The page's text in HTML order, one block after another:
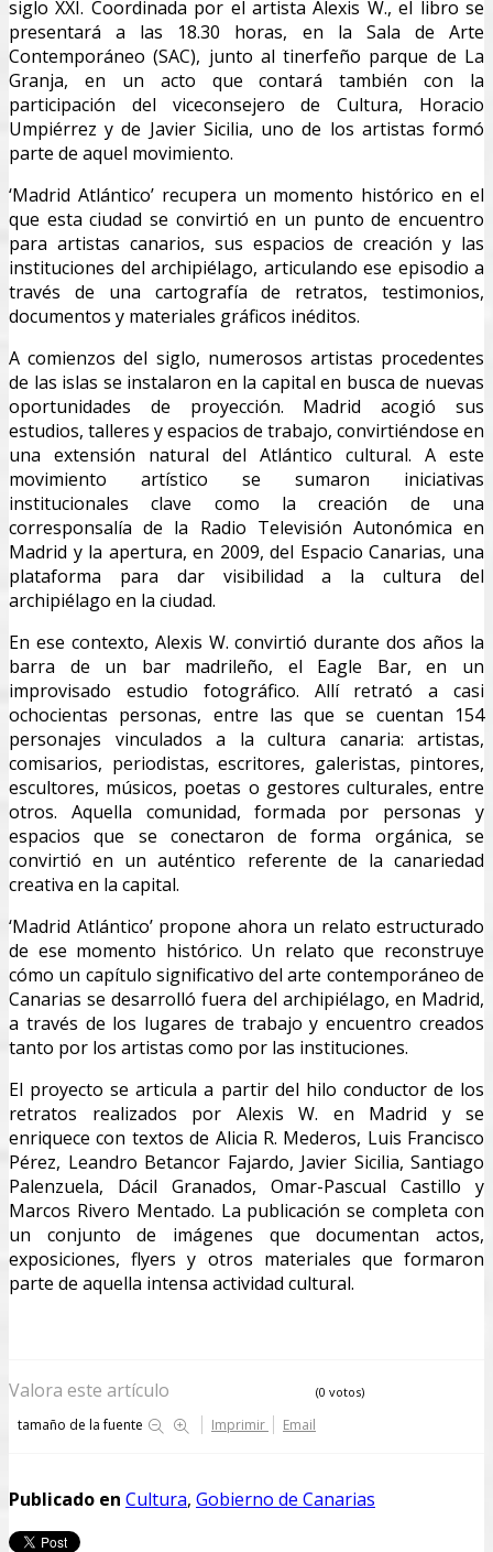
siglo XXI. Coordinada por el artista Alexis W., el libro se
presentará a las 18.30 horas, en la Sala de Arte
Contemporáneo (SAC), junto al tinerfeño parque de La
Granja, en un acto que contará también con la
participación del viceconsejero de Cultura, Horacio
Umpiérrez y de Javier Sicilia, uno de los artistas formó
parte de aquel movimiento.
‘Madrid Atlántico’ recupera un momento histórico en el
que esta ciudad se convirtió en un punto de encuentro
para artistas canarios, sus espacios de creación y las
instituciones del archipiélago, articulando ese episodio a
través de una cartografía de retratos, testimonios,
documentos y materiales gráficos inéditos.
A comienzos del siglo, numerosos artistas procedentes
de las islas se instalaron en la capital en busca de nuevas
oportunidades de proyección. Madrid acogió sus
estudios, talleres y espacios de trabajo, convirtiéndose en
una extensión natural del Atlántico cultural. A este
movimiento artístico se sumaron iniciativas
institucionales clave como la creación de una
corresponsalía de la Radio Televisión Autonómica en
Madrid y la apertura, en 2009, del Espacio Canarias, una
plataforma para dar visibilidad a la cultura del
archipiélago en la ciudad.
En ese contexto, Alexis W. convirtió durante dos años la
barra de un bar madrileño, el Eagle Bar, en un
improvisado estudio fotográfico. Allí retrató a casi
ochocientas personas, entre las que se cuentan 154
personajes vinculados a la cultura canaria: artistas,
comisarios, periodistas, escritores, galeristas, pintores,
escultores, músicos, poetas o gestores culturales, entre
otros. Aquella comunidad, formada por personas y
espacios que se conectaron de forma orgánica, se
convirtió en un auténtico referente de la canariedad
creativa en la capital.
‘Madrid Atlántico’ propone ahora un relato estructurado
de ese momento histórico. Un relato que reconstruye
cómo un capítulo significativo del arte contemporáneo de
Canarias se desarrolló fuera del archipiélago, en Madrid,
a través de los lugares de trabajo y encuentro creados
tanto por los artistas como por las instituciones.
El proyecto se articula a partir del hilo conductor de los
retratos realizados por Alexis W. en Madrid y se
enriquece con textos de Alicia R. Mederos, Luis Francisco
Pérez, Leandro Betancor Fajardo, Javier Sicilia, Santiago
Palenzuela, Dácil Granados, Omar-Pascual Castillo y
Marcos Rivero Mentado. La publicación se completa con
un conjunto de imágenes que documentan actos,
exposiciones, flyers y otros materiales que formaron
parte de aquella intensa actividad cultural.
Valora este artículo (0 votos)
tamaño de la fuente Imprimir Email
Publicado en Cultura, Gobierno de Canarias